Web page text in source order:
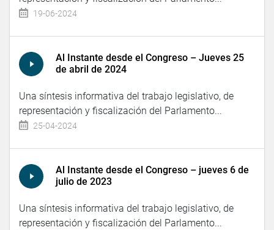
19-06-2024
Al Instante desde el Congreso – Jueves 25
de abril de 2024
Una síntesis informativa del trabajo legislativo, de
representación y fiscalización del Parlamento...
25-04-2024
Al Instante desde el Congreso – jueves 6 de
julio de 2023
Una síntesis informativa del trabajo legislativo, de
representación y fiscalización del Parlamento...